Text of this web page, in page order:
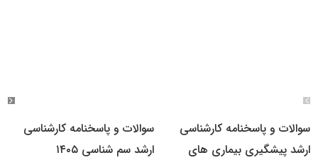
سوالات و پاسخنامه کارشناسی
ارشد پیشگیری بیماری های
سوالات و پاسخنامه کارشناسی
ارشد سم شناسی ۱۴۰۵